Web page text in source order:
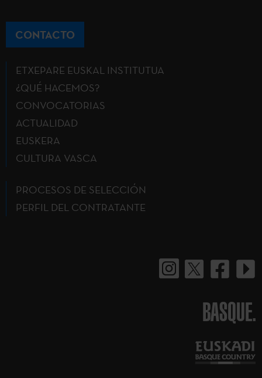
CONTACTO
ETXEPARE EUSKAL INSTITUTUA
¿QUÉ HACEMOS?
CONVOCATORIAS
ACTUALIDAD
EUSKERA
CULTURA VASCA
PROCESOS DE SELECCIÓN
PERFIL DEL CONTRATANTE
BASQUE.